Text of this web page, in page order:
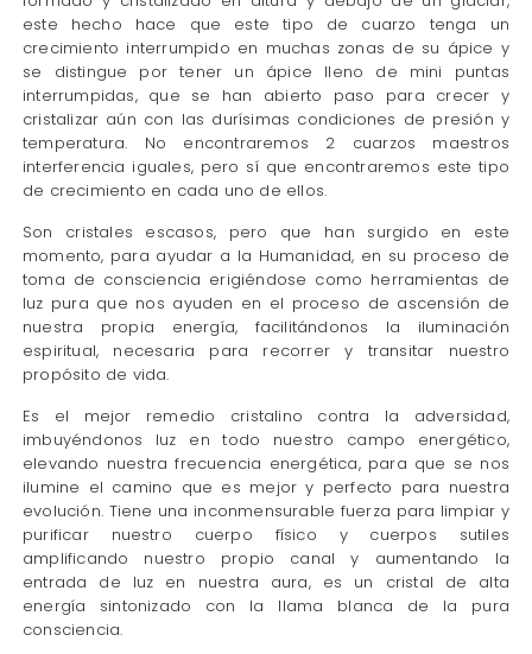
este hecho hace que este tipo de cuarzo tenga un
crecimiento interrumpido en muchas zonas de su ápice y
se distingue por tener un ápice lleno de mini puntas
interrumpidas, que se han abierto paso para crecer y
cristalizar aún con las durísimas condiciones de presión y
temperatura. No encontraremos 2 cuarzos maestros
interferencia iguales, pero sí que encontraremos este tipo
de crecimiento en cada uno de ellos.
Son cristales escasos, pero que han surgido en este
momento, para ayudar a la Humanidad, en su proceso de
toma de consciencia erigiéndose como herramientas de
luz pura que nos ayuden en el proceso de ascensión de
nuestra propia energía, facilitándonos la iluminación
espiritual, necesaria para recorrer y transitar nuestro
propósito de vida.
Es el mejor remedio cristalino contra la adversidad,
imbuyéndonos luz en todo nuestro campo energético,
elevando nuestra frecuencia energética, para que se nos
ilumine el camino que es mejor y perfecto para nuestra
evolución. Tiene una inconmensurable fuerza para limpiar y
purificar nuestro cuerpo físico y cuerpos sutiles
amplificando nuestro propio canal y aumentando la
entrada de luz en nuestra aura, es un cristal de alta
energía sintonizado con la llama blanca de la pura
consciencia.